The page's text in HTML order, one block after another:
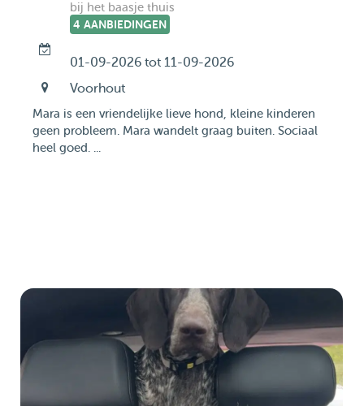
bij het baasje thuis
4 AANBIEDINGEN
01-09-2026 tot 11-09-2026
Voorhout
Mara is een vriendelijke lieve hond, kleine kinderen
geen probleem. Mara wandelt graag buiten. Sociaal
heel goed. ...